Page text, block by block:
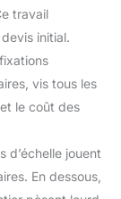
travail
initial.
vis tous les
le coût des
d’échelle jouent
En dessous,